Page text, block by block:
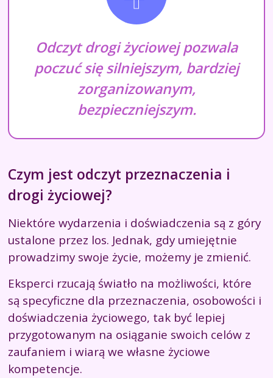
Odczyt drogi życiowej pozwala
poczuć się silniejszym, bardziej
zorganizowanym,
bezpieczniejszym.
Czym jest odczyt przeznaczenia i
drogi życiowej?
Niektóre wydarzenia i doświadczenia są z góry
ustalone przez los. Jednak, gdy umiejętnie
prowadzimy swoje życie, możemy je zmienić.
Eksperci rzucają światło na możliwości, które
są specyficzne dla przeznaczenia, osobowości i
doświadczenia życiowego, tak być lepiej
przygotowanym na osiąganie swoich celów z
zaufaniem i wiarą we własne życiowe
kompetencje.